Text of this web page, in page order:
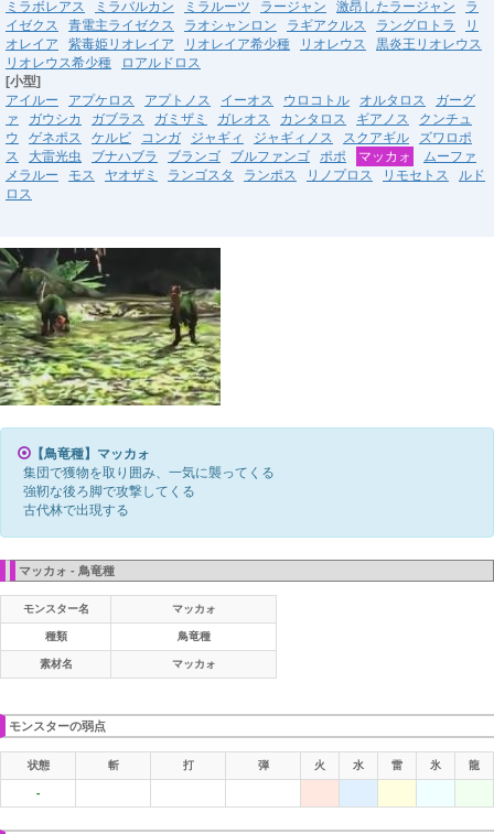
ミラボレアス
ミラバルカン ミラルーツ ラージャン 激昂したラージャン
ラ
イゼクス
青電主ライゼクス ラオシャンロン ラギアクルス ラングロトラ
リ
オレイア
紫毒姫リオレイア リオレイア希少種 リオレウス
黒炎王リオレウス
リオレウス希少種
ロアルドロス
[小型]
アイルー
アプケロス アプトノス イーオス ウロコトル オルタロス
ガーグ
ァ
ガウシカ ガブラス ガミザミ ガレオス カンタロス ギアノス
クンチュ
ウ
ゲネポス ケルビ コンガ ジャギィ ジャギィノス スクアギル
ズワロポ
ス
大雷光虫 ブナハブラ ブランゴ ブルファンゴ ポポ マッカォ
ムーファ
メラルー
モス ヤオザミ ランゴスタ ランポス リノプロス リモセトス
ルド
ロス
【鳥竜種】マッカォ
集団で獲物を取り囲み、一気に襲ってくる
強靭な後ろ脚で攻撃してくる
古代林で出現する
マッカォ - 鳥竜種
モンスター名 マッカォ
種類 鳥竜種
素材名 マッカォ
モンスターの弱点
状態 斬 打 弾 火 水 雷 氷 龍
-